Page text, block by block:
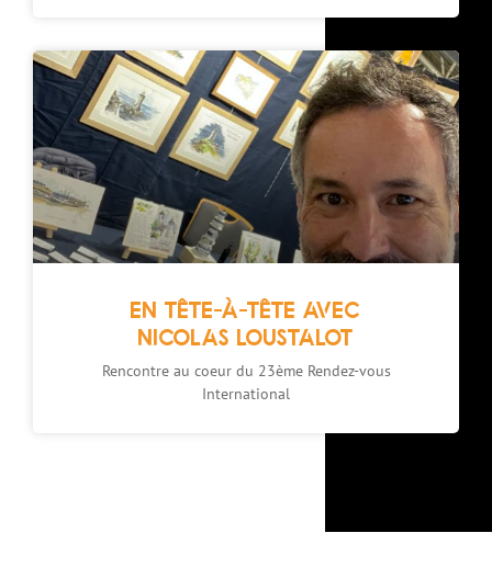
EN TÊTE-À-TÊTE AVEC
NICOLAS LOUSTALOT
Rencontre au coeur du 23ème Rendez-vous
International